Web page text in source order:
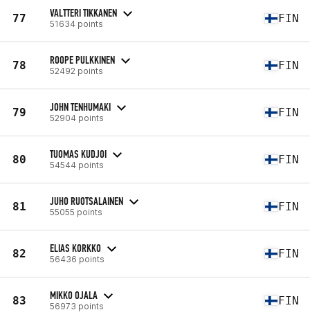
77 VALTTERI TIKKANEN
51634 points FIN
78 ROOPE PULKKINEN
52492 points FIN
79 JOHN TENHUMAKI
52904 points FIN
80 TUOMAS KUDJOI
54544 points FIN
81 JUHO RUOTSALAINEN
55055 points FIN
82 ELIAS KORKKO
56436 points FIN
83 MIKKO OJALA
56973 points FIN